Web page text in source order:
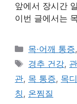
앞에서 장시간
이번 글에서는
카
테
리
목·어깨 통증,
태
그
경추 건강,
관, 목 통증, 목
칭, 온찜질